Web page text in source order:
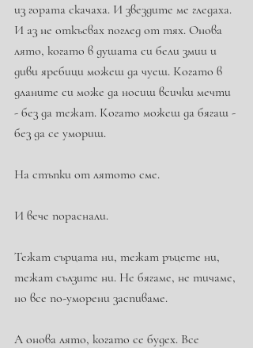
из гората скачаха. И звездите ме гледаха.
И аз не откъсвах поглед от тях. Онова
лято, когато в душата си бели змии и
диви яребици можеш да чуеш. Когато в
дланите си може да носиш всички мечти
- без да тежат. Когато можеш да бягаш -
без да се умориш.
На стъпки от лятото сме.
И вече пораснали.
Тежат сърцата ни, тежат ръцете ни,
тежат сълзите ни. Не бягаме, не тичаме,
но все по-уморени заспиваме.
А онова лято, когато се будех. Все